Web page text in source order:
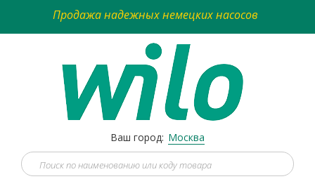
Продажа надежных немецких насосов
Ваш город: Москва